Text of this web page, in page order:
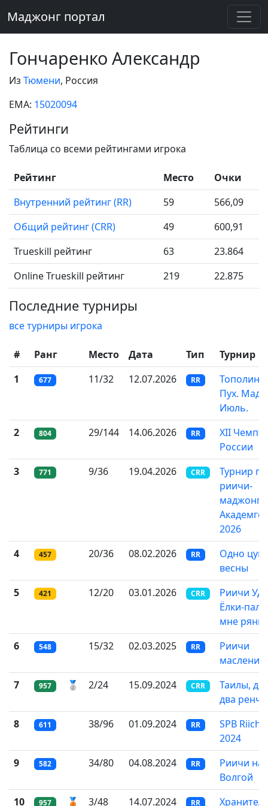
Маджонг портал
Гончаренко Александр
Из Тюмени, Россия
EMA: 15020094
Рейтинги
Таблица со всеми рейтингами игрока
Рейтинг Место
Очки
Внутренний рейтинг (RR)
59
566,09
Общий рейтинг (CRR)
49
600,91
Trueskill рейтинг
63
23.864
Online Trueskill рейтинг
219 22.875
Последние турниры
все турниры игрока
# Ранг Место Дата Тип
Турнир
1
677 11/32 12.07.2026 RR
Пух.
Июль.
2
804 29/144 14.06.2026 RR
XII
России
3
771 9/36 19.04.2026 CRR
Турнир по
риичи-
маджонгу
2026
4
457 20/36 08.02.2026 RR
Одно
весны
5
421 12/20 03.01.2026 CRR
Риичи
Ёлки-
мне
6
548 15/32 02.03.2025 RR
Риичи
7
957 🥈 2/24 15.09.2024 CRR
Таилы,
два
8
611 38/96 01.09.2024 RR
SPB Riichi
2024
9
582 34/80 04.08.2024 RR
Риичи над
Волгой
10
957 🥉 3/48 14.07.2024 RR